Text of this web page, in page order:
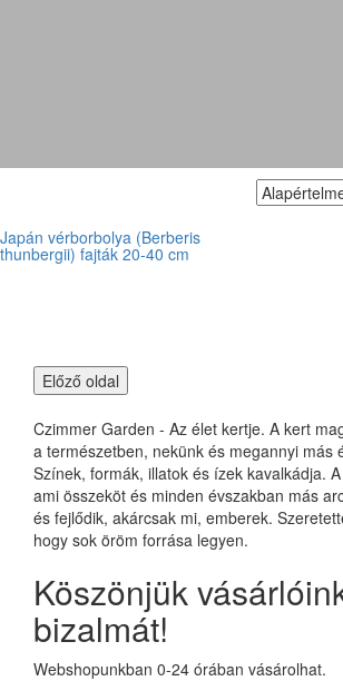
Japán vérborbolya (Berberis
thunbergii) fajták 20-40 cm
Czimmer Garden - Az élet kertje. A kert
a természetben, nekünk és megannyi más
Színek, formák, illatok és ízek kavalkádja.
ami összeköt és minden évszakban más
és fejlődik, akárcsak mi, emberek.
hogy sok öröm forrása legyen.
Köszönjük
bizalmát!
Webshopunkban 0-24 órában vásárolhat.